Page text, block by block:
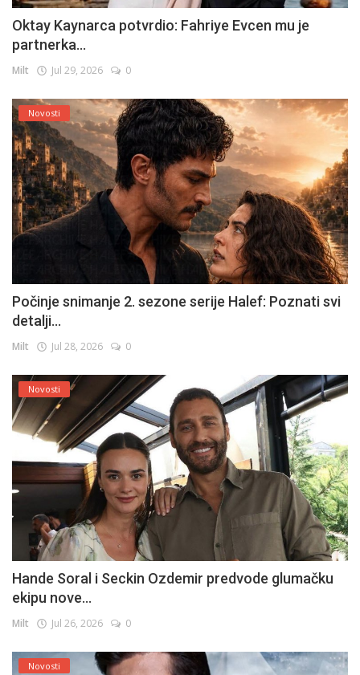
Oktay Kaynarca potvrdio: Fahriye Evcen mu je
partnerka...
Milt Jul 29, 2026 0
Novosti
Počinje snimanje 2. sezone serije Halef: Poznati svi
detalji...
Milt Jul 28, 2026 0
Novosti
Hande Soral i Seckin Ozdemir predvode glumačku
ekipu nove...
Milt Jul 26, 2026 0
Novosti